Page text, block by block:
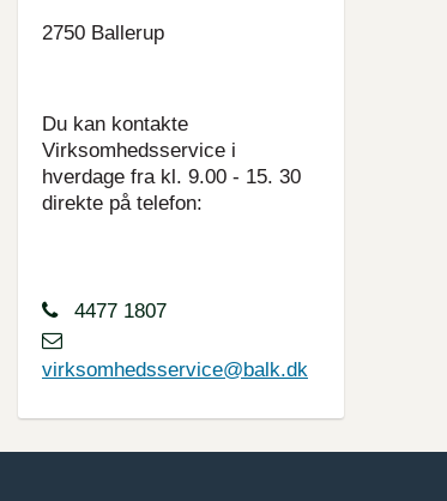
2750 Ballerup
Du kan kontakte
Virksomhedsservice i
hverdage fra kl. 9.00 - 15. 30
direkte på telefon:
4477 1807
virksomhedsservice@balk.dk